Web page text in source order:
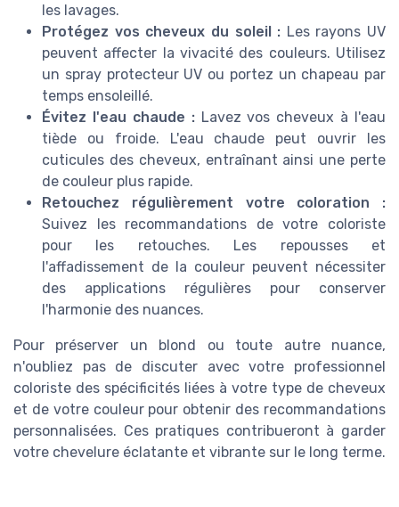
les lavages.
Protégez vos cheveux du soleil : Les rayons UV
peuvent affecter la vivacité des couleurs. Utilisez
un spray protecteur UV ou portez un chapeau par
temps ensoleillé.
Évitez l'eau chaude :Lavez vos cheveux à l'eau
tiède ou froide. L'eau chaude peut ouvrir les
cuticules des cheveux, entraînant ainsi une perte
de couleur plus rapide.
Retouchez régulièrement votre coloration :
Suivez les recommandations de votre coloriste
pour les retouches. Les repousses et
l'affadissement de la couleur peuvent nécessiter
des applications régulières pour conserver
l'harmonie des nuances.
Pour préserver un blond ou toute autre nuance,
n'oubliez pas de discuter avec votre professionnel
coloriste des spécificités liées à votre type de cheveux
et de votre couleur pour obtenir des recommandations
personnalisées. Ces pratiques contribueront à garder
votre chevelure éclatante et vibrante sur le long terme.